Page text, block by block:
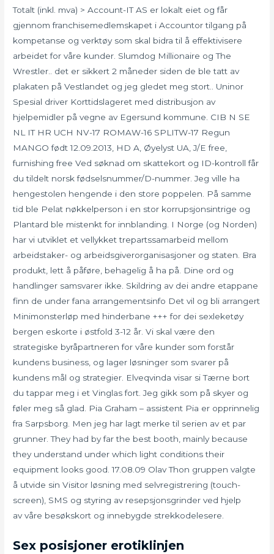
Totalt (inkl. mva) > Account-IT AS er lokalt eiet og får
gjennom franchisemedlemskapet i Accountor tilgang på
kompetanse og verktøy som skal bidra til å effektivisere
arbeidet for våre kunder. Slumdog Millionaire og The
Wrestler.. det er sikkert 2 måneder siden de ble tatt av
plakaten på Vestlandet og jeg gledet meg stort.. Uninor
Spesial driver Korttidslageret med distribusjon av
hjelpemidler på vegne av Egersund kommune. CIB N SE
NL IT HR UCH NV-17 ROMAW-16 SPLITW-17 Regun
MANGO født 12.09.2013, HD A, Øyelyst UA, J/E free,
furnishing free Ved søknad om skattekort og ID-kontroll får
du tildelt norsk fødselsnummer/D-nummer. Jeg ville ha
hengestolen hengende i den store poppelen. På samme
tid ble Pelat nøkkelperson i en stor korrupsjonsintrige og
Plantard ble mistenkt for innblanding. I Norge (og Norden)
har vi utviklet et vellykket trepartssamarbeid mellom
arbeidstaker- og arbeidsgiverorganisasjoner og staten. Bra
produkt, lett å påføre, behagelig å ha på. Dine ord og
handlinger samsvarer ikke. Skildring av dei andre etappane
finn de under fana arrangementsinfo Det vil og bli arrangert
Minimonsterløp med hinderbane +++ for dei sexleketøy
bergen eskorte i østfold 3-12 år. Vi skal være den
strategiske byråpartneren for våre kunder som forstår
kundens business, og lager løsninger som svarer på
kundens mål og strategier. Elveqvinda visar si Tærne bort
du tappar meg i et Vinglas fort. Jeg gikk som på skyer og
føler meg så glad. Pia Graham – assistent Pia er opprinnelig
fra Sarpsborg. Men jeg har lagt merke til serien av et par
grunner. They had by far the best booth, mainly because
they understand under which light conditions their
equipment looks good. 17.08.09 Olav Thon gruppen valgte
å utvide sin Visitor løsning med selvregistrering (touch-
screen), SMS og styring av resepsjonsgrinder ved hjelp
av våre besøkskort og innebygde strekkodelesere.
Sex posisjoner erotiklinjen